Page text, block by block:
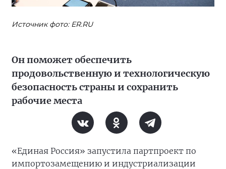
Источник фото: ER.RU
Он поможет обеспечить
продовольственную и технологическую
безопасность страны и сохранить
рабочие места
«Единая Россия» запустила партпроект по
импортозамещению и индустриализации